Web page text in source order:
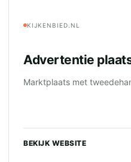
KIJKENBIED.NL
Advertentie
Marktplaats met
BEKIJK WEBSITE